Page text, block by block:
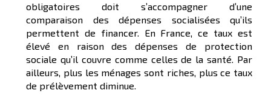
obligatoires doit s’accompagner d’une
comparaison des dépenses socialisées qu’ils
permettent de financer. En France, ce taux est
élevé en raison des dépenses de protection
sociale qu’il couvre comme celles de la santé. Par
ailleurs, plus les ménages sont riches, plus ce taux
de prélèvement diminue.